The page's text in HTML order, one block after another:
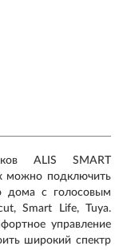
ALIS SMART
можно подключить
дома с голосовым
Smart Life, Tuya.
управление
широкий спектр